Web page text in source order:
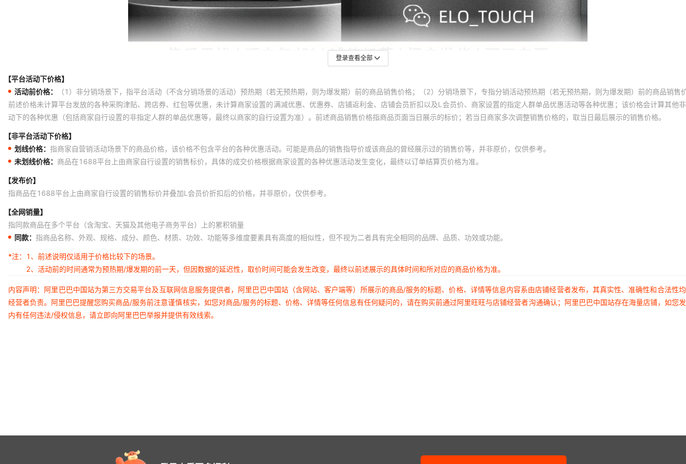
登录查看全部
【平台活动下价格】
活动前价格：
（1）非分销场景下，指平台活动（不含分销场景的活动）预热期（若无预热期，则为爆发期）前的商品销售价格；（2）分销场景下，专指分销活动预热期（若无预热期，则为爆发期）前的商品销售
前述价格未计算平台发放的各种采购津贴、跨店券、红包等优惠，未计算商家设置的满减优惠、优惠券、店铺返利金、店铺会员折扣以及L会员价、商家设置的指定人群单品优惠活动等各种优惠；该价格会计算其他
动下的各种优惠（包括商家自行设置的非指定人群的单品优惠等，最终以商家的自行设置为准）。前述商品销售价格指商品页面当日展示的标价；若当日商家多次调整销售价格的，取当日最后展示的销售价格。
【非平台活动下价格】
划线价格： 指商家自营销活动场景下的商品价格，该价格不包含平台的各种优惠活动。可能是商品的销售指导价或该商品的曾经展示过的销售价等，并非原价，仅供参考。
未划线价格： 商品在1688平台上由商家自行设置的销售标价，具体的成交价格根据商家设置的各种优惠活动发生变化，最终以订单结算页价格为准。
【发布价】
指商品在1688平台上由商家自行设置的销售标价并叠加L会员价折扣后的价格，并非原价，仅供参考。
【全网销量】
指同款商品在多个平台（含淘宝、天猫及其他电子商务平台）上的累积销量
同款： 指商品名称、外观、规格、成分、颜色、材质、功效、功能等多维度要素具有高度的相似性，但不视为二者具有完全相同的品牌、品质、功效或功能。
*注：
1、前述说明仅适用于价格比较下的场景。
2、活动前的时间通常为预热期/爆发期的前一天，但因数据的延迟性，取价时间可能会发生改变，最终以前述展示的具体时间和所对应的商品价格为准。
内容声明：阿里巴巴中国站为第三方交易平台及互联网信息服务提供者，阿里巴巴中国站（含网站、客户端等）所展示的商品/服务的标题、价格、详情等信息内容系由店铺经营者发布，其真实性、准确性和合法性
经营者负责。阿里巴巴提醒您购买商品/服务前注意谨慎核实，如您对商品/服务的标题、价格、详情等任何信息有任何疑问的，请在购买前通过阿里旺旺与店铺经营者沟通确认；阿里巴巴中国站存在海量店铺，如您
内有任何违法/侵权信息，请立即向阿里巴巴举报并提供有效线索。